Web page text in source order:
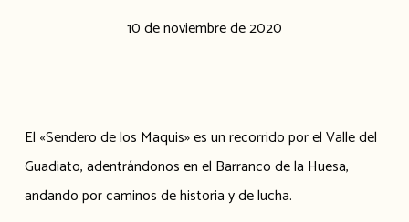
10 de noviembre de 2020
El «Sendero de los Maquis» es un recorrido por el Valle del
Guadiato, adentrándonos en el Barranco de la Huesa,
andando por caminos de historia y de lucha.